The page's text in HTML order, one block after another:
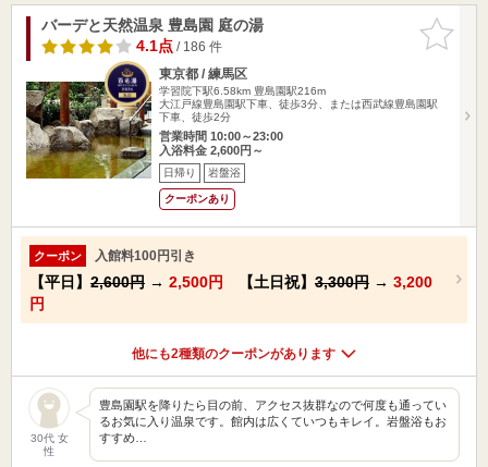
お気に入
りに追加
バーデと天然温泉 豊島園 庭の湯
4.1点/ 186 件
東京都 / 練馬区
学習院下駅6.58km 豊島園駅216m
大江戸線豊島園駅下車、徒歩3分、または西武線豊島園駅
下車、徒歩2分
営業時間 10:00～23:00
入浴料金 2,600円～
日帰り 岩盤浴
クーポンあり
クーポン 入館料100円引き
【平日】 2,600円 → 2,500円 【土日祝】 3,300円 → 3,200
円
他にも2種類のクーポンがあります
30代 女
性
豊島園駅を降りたら目の前、アクセス抜群なので何度も通ってい
るお気に入り温泉です。館内は広くていつもキレイ。岩盤浴もお
すすめ…